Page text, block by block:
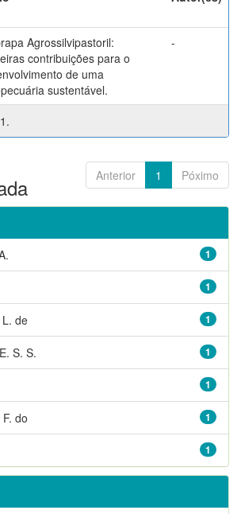
Agrossilvipastoril:
contribuições para o
de uma
sustentável.
-
Anterior 1 Póximo
1
1
1
L. de
1
S. S.
1
1
do
1